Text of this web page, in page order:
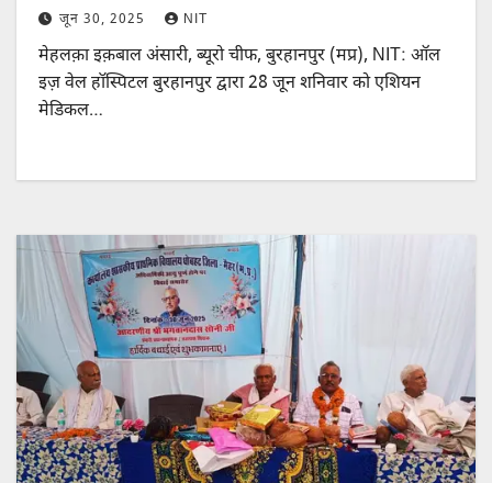
जून 30, 2025 NIT
मेहलक़ा इक़बाल अंसारी, ब्यूरो चीफ, बुरहानपुर (मप्र), NIT: ऑल
इज़ वेल हॉस्पिटल बुरहानपुर द्वारा 28 जून शनिवार को एशियन
मेडिकल…